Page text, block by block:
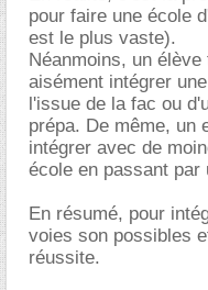
pour faire une école
est le plus vaste).
Néanmoins, un
aisément intégrer
l'issue de la fac ou
prépa. De même, un
intégrer avec de
école en passant par
En résumé, pour
voies son possibles
réussite.